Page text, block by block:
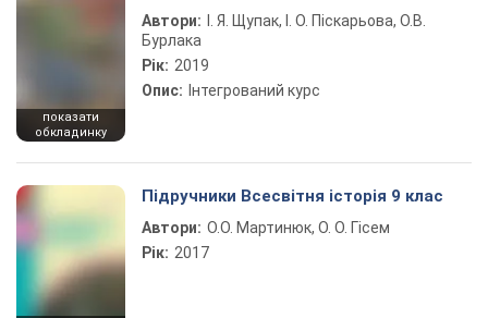
показати
обкладинку
Автори:
І. Я. Щупак, І. О. Піскарьова, О.В.
Бурлака
Рік: 2019
Опис: Інтегрований курс
Підручники Всесвітня історія 9 клас
Автори: О.О. Мартинюк, О. О. Гісем
Рік: 2017